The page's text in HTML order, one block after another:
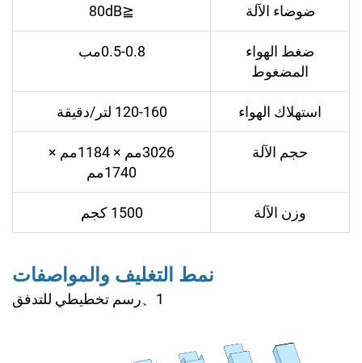
ضوضاء الآلة ≦80dB
ضغط الهواء
المضغوط
0.5-0.8مب
استهلاك الهواء 120-160 لتر/دقيقة
حجم الآلة
3026مم × 1184مم ×
1740مم
وزن الآلة 1500 كجم
نمط التغليف والمواصفات
1、رسم تخطيطي للتدفق